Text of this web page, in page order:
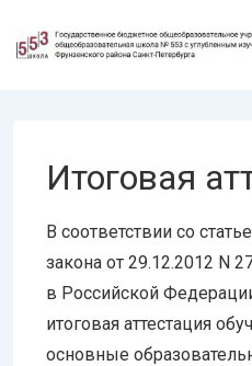
Перейти
Итоговая
В соответствии со
закона от 29.12.2012 N
в Российской
итоговая аттестация
основные